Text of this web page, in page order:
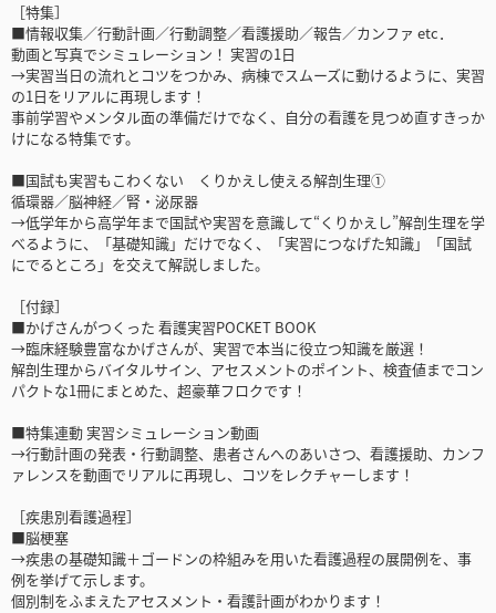
［特集］
■情報収集／行動計画／行動調整／看護援助／報告／カンファ etc．
動画と写真でシミュレーション！ 実習の1日
→実習当日の流れとコツをつかみ、病棟でスムーズに動けるように、実習
の1日をリアルに再現します！
事前学習やメンタル面の準備だけでなく、自分の看護を見つめ直すきっか
けになる特集です。
■国試も実習もこわくない くりかえし使える解剖生理①
循環器／脳神経／腎・泌尿器
→低学年から高学年まで国試や実習を意識して“くりかえし”解剖生理を学
べるように、「基礎知識」だけでなく、「実習につなげた知識」「国試
にでるところ」を交えて解説しました。
［付録］
■かげさんがつくった 看護実習POCKET BOOK
→臨床経験豊富なかげさんが、実習で本当に役立つ知識を厳選！
解剖生理からバイタルサイン、アセスメントのポイント、検査値までコン
パクトな1冊にまとめた、超豪華フロクです！
■特集連動 実習シミュレーション動画
→行動計画の発表・行動調整、患者さんへのあいさつ、看護援助、カンフ
ァレンスを動画でリアルに再現し、コツをレクチャーします！
［疾患別看護過程］
■脳梗塞
→疾患の基礎知識＋ゴードンの枠組みを用いた看護過程の展開例を、事
例を挙げて示します。
個別制をふまえたアセスメント・看護計画がわかります！